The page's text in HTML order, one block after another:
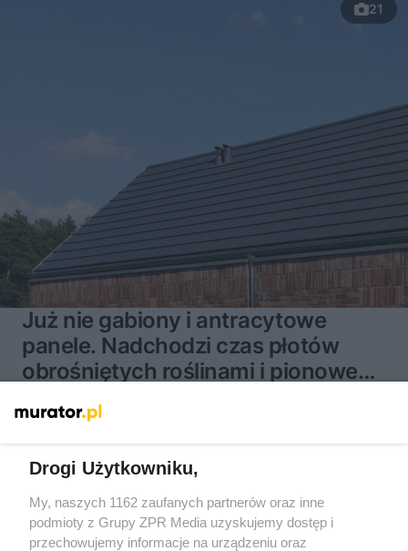
21
Już nie gabiony i antracytowe
panele. Nadchodzi czas płotów
obrośniętych roślinami i pionowego
Drogi Użytkowniku,
My, naszych 1162 zaufanych partnerów oraz inne
podmioty z Grupy ZPR Media uzyskujemy dostęp i
przechowujemy informacje na urządzeniu oraz